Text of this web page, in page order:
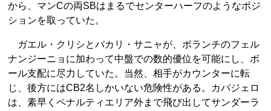
から、マンCの両SBはまるでセンターハーフのようなポジ
ションを取っていた。
ガエル・クリシとバカリ・サニャが、ボランチのフェル
ナンジーニョに加わって中盤での数的優位を可能にし、ボ
ール支配に尽力していた。当然、相手がカウンターに転
じ、後方にはCB2名しかいない危険性がある。カバジェロ
は、素早くペナルティエリア外まで飛び出してサンダーラ